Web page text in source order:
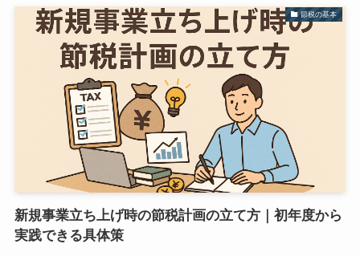
節税の基本
新規事業立ち上げ時の節税計画の立て方｜初年度から
実践できる具体策